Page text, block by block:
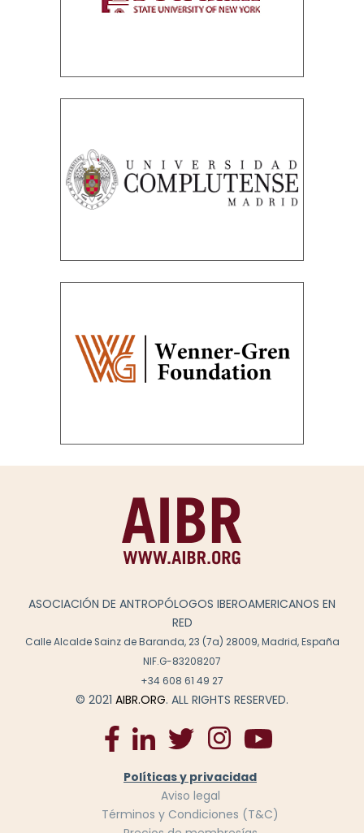
ASOCIACIÓN DE ANTROPÓLOGOS IBEROAMERICANOS EN
RED
Calle Alcalde Sainz de Baranda, 23 (7a) 28009, Madrid, España
NIF.G-83208207
+34 608 61 49 27
© 2021 AIBR.ORG. ALL RIGHTS RESERVED.
Políticas y privacidad
Aviso legal
Términos y Condiciones (T&C)